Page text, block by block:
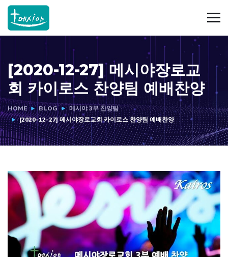
[2020-12-27] 메시야장로교
회 카이로스 찬양팀 예배찬양
HOME BLOG
메시야 3부 찬양팀
[2020-12-27] 메시야장로교회 카이로스 찬양팀 예배찬양